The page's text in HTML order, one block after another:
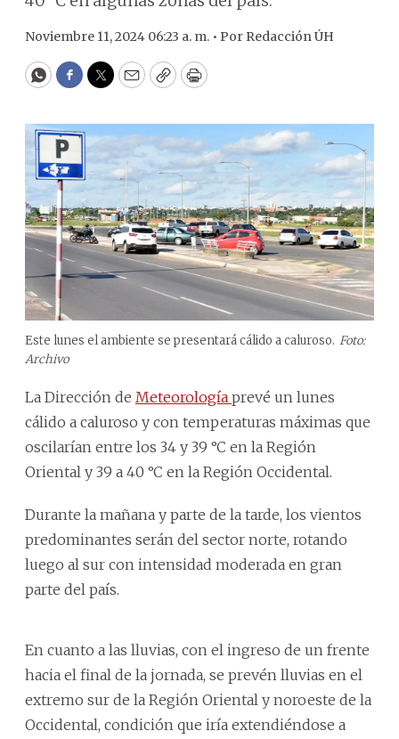
Noviembre 11, 2024 06:23 a. m. • Por Redacción ÚH
WhatsApp
Facebook
Twitter
EmailCopyPrint
Este lunes el ambiente se presentará cálido a caluroso. Foto:
Archivo
La Dirección de Meteorología prevé un lunes
cálido a caluroso y con temperaturas máximas que
oscilarían entre los 34 y 39 °C en la Región
Oriental y 39 a 40 °C en la Región Occidental.
Durante la mañana y parte de la tarde, los vientos
predominantes serán del sector norte, rotando
luego al sur con intensidad moderada en gran
parte del país.
En cuanto a las lluvias, con el ingreso de un frente
hacia el final de la jornada, se prevén lluvias en el
extremo sur de la Región Oriental y noroeste de la
Occidental, condición que iría extendiéndose a